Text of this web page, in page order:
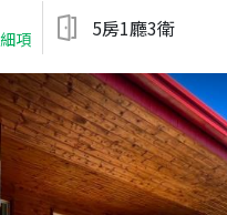
細項 5房1廳3衛